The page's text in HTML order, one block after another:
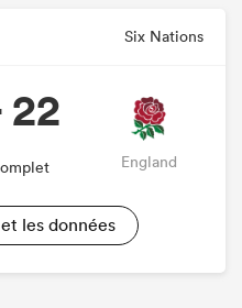
Six Nations
22
England
les données